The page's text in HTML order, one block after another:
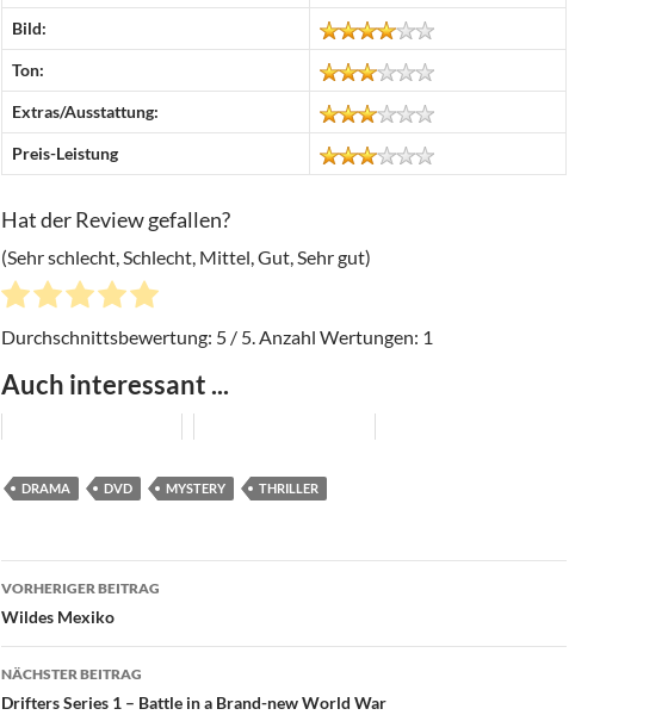
Bild:
Ton:
Extras/Ausstattung:
Preis-Leistung
Hat der Review gefallen?
(Sehr schlecht, Schlecht, Mittel, Gut, Sehr gut)
Durchschnittsbewertung: 5 / 5. Anzahl Wertungen: 1
Auch interessant ...
DRAMA DVD MYSTERY THRILLER
Beitragsnavigation
VORHERIGER BEITRAG
Wildes Mexiko
NÄCHSTER BEITRAG
Drifters Series 1 – Battle in a Brand-new World War